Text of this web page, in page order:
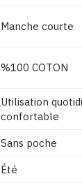
Manche courte
%100 COTON
Utilisation
confortable
Sans poche
Été